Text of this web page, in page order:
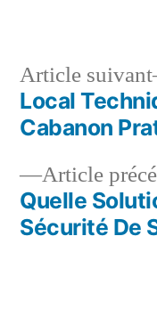
l’article
Article
Quelle
Sécurité De
Article suivant
Local
Cabanon